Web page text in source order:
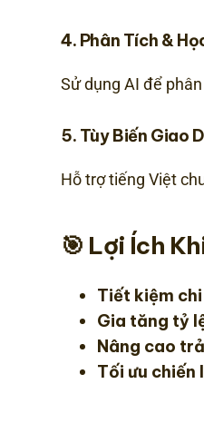
4. Phân Tích &
Sử dụng AI để
5. Tùy Biến Giao
Hỗ trợ tiếng Việt
🎯 Lợi Ích
Tiết kiệm
Gia tăng tỷ
Nâng cao
Tối ưu chiến